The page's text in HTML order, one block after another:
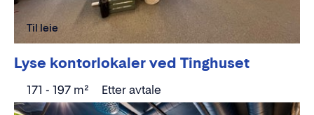
Lyse kontorlokaler ved Tinghuset
171 - 197 m² Etter avtale
Til leie